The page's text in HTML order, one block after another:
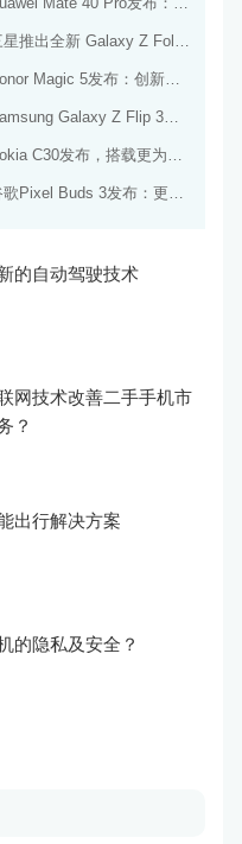
麒麟9000旗舰平台
为强劲的处理器和游戏体验
优秀的摄像头和屏幕技术
三星推出全新 Galaxy Z Fold 3 折叠屏手机，配备 Exynos 2200 处理器和 S Pen 支持
Honor Magic 5发布：创新的全息3D显示技术和高品质的音频体验
Samsung Galaxy Z Flip 3发布，搭载更加先进的折叠屏技术和高品质的摄像头
Nokia C30发布，搭载更为流畅的处理器和高品质的屏幕技术
谷歌Pixel Buds 3发布：更高质量的音频和更智能的语音助手
的自动驾驶技术
网技术改善二手手机市
？
出行解决方案
的隐私及安全？